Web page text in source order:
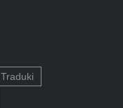
Traduki